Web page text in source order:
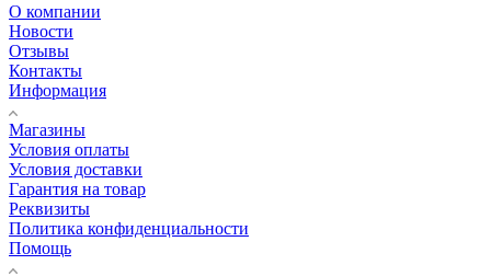
О компании
Новости
Отзывы
Контакты
Информация
Магазины
Условия оплаты
Условия доставки
Гарантия на товар
Реквизиты
Политика конфиденциальности
Помощь